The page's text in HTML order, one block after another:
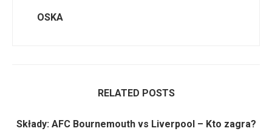
OSKA
RELATED POSTS
Składy: AFC Bournemouth vs Liverpool – Kto zagra?